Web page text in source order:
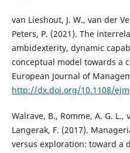
van Lieshout, J. W., van der
Peters, P. (2021). The
ambidexterity, dynamic
conceptual model towards a
European Journal of
http://dx.doi.org/10.1108/
Walrave, B., Romme, A. G. L.,
Langerak, F. (2017).
versus exploration: toward a